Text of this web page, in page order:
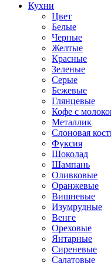
Кухни
Цвет
Белые
Черные
Желтые
Красные
Зеленые
Серые
Бежевые
Глянцевые
Кофе с
Металлик
Слоновая
Фуксия
Шоколад
Шампань
Оливковые
Оранжевые
Вишневые
Изумрудные
Венге
Ореховые
Янтарные
Сиреневые
Салатовые